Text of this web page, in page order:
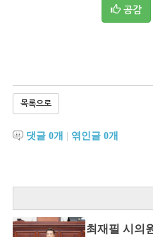
공감
목록으로
댓글 0개 엮인글 0개
최재필 시의